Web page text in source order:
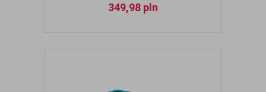
349,98 pln